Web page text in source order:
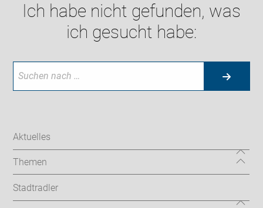
Ich habe nicht gefunden, was
ich gesucht habe:
Aktuelles
Themen
Stadtradler